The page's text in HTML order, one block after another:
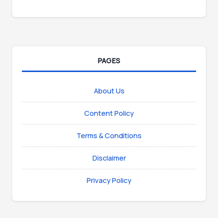
PAGES
About Us
Content Policy
Terms & Conditions
Disclaimer
Privacy Policy